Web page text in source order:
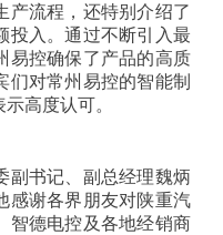
产流程，还特别介绍了
投入。通过不断引入最
易控确保了产品的高质
们对常州易控的智能制
高度认可。
副书记、副总经理魏炳
感谢各界朋友对陕重汽
智德电控及各地经销商